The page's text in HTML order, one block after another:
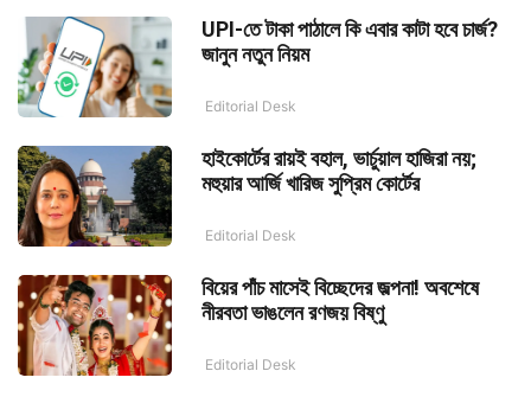
UPI-তে টাকা পাঠালে কি এবার কাটা হবে চার্জ?
জানুন নতুন নিয়ম
Editorial Desk
হাইকোর্টের রায়ই বহাল, ভার্চুয়াল হাজিরা নয়;
মহুয়ার আর্জি খারিজ সুপ্রিম কোর্টের
Editorial Desk
বিয়ের পাঁচ মাসেই বিচ্ছেদের জল্পনা! অবশেষে
নীরবতা ভাঙলেন রণজয় বিষ্ণু
Editorial Desk